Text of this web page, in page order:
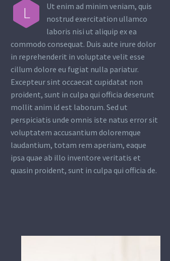
L
Ut enim ad minim veniam, quis
nostrud exercitation ullamco
laboris nisi ut aliquip ex ea
commodo consequat. Duis aute irure dolor
in reprehenderit in voluptate velit esse
cillum dolore eu fugiat nulla pariatur.
Excepteur sint occaecat cupidatat non
proident, sunt in culpa qui officia deserunt
mollit anim id est laborum. Sed ut
perspiciatis unde omnis iste natus error sit
voluptatem accusantium doloremque
laudantium, totam rem aperiam, eaque
ipsa quae ab illo inventore veritatis et
quasin proident, sunt in culpa qui officia de.